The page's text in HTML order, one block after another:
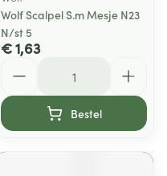
Wolf Scalpel S.m Mesje N23
N/st 5
€ 1,63
Bestel